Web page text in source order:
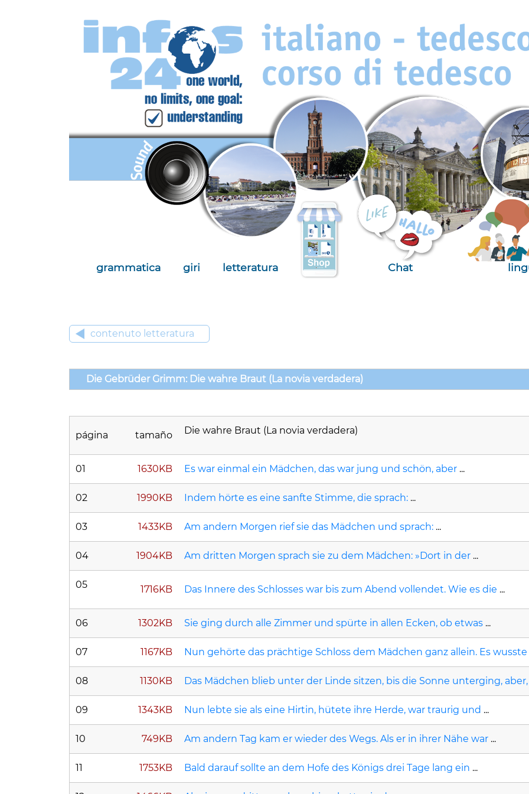
grammatica giri letteratura Chat
contenuto letteratura
Die Gebrüder Grimm: Die wahre Braut (La novia verdadera)
página tamaño Die wahre Braut (La novia verdadera)
01 1630KB Es war einmal ein Mädchen, das war jung und schön, aber ...
02 1990KB Indem hörte es eine sanfte Stimme, die sprach: ...
03 1433KB Am andern Morgen rief sie das Mädchen und sprach: ...
04 1904KB Am dritten Morgen sprach sie zu dem Mädchen: »Dort in der ...
05 1716KB Das Innere des Schlosses war bis zum Abend vollendet. Wie es die ...
06 1302KB Sie ging durch alle Zimmer und spürte in allen Ecken, ob etwas ...
07 1167KB Nun gehörte das prächtige Schloss dem Mädchen ganz allein. Es wusste
08 1130KB Das Mädchen blieb unter der Linde sitzen, bis die Sonne unterging, aber,
09 1343KB Nun lebte sie als eine Hirtin, hütete ihre Herde, war traurig und ...
10 749KB Am andern Tag kam er wieder des Wegs. Als er in ihrer Nähe war ...
11 1753KB Bald darauf sollte an dem Hofe des Königs drei Tage lang ein ...